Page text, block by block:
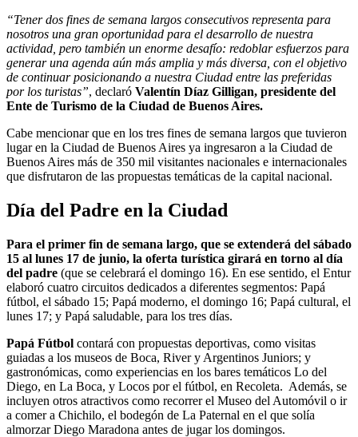
“Tener dos fines de semana largos consecutivos representa para
nosotros una gran oportunidad para el desarrollo de nuestra
actividad, pero también un enorme desafío: redoblar esfuerzos para
generar una agenda aún más amplia y más diversa, con el objetivo
de continuar posicionando a nuestra Ciudad entre las preferidas
por los turistas”, declaró Valentín Díaz Gilligan, presidente del
Ente de Turismo de la Ciudad de Buenos Aires.
Cabe mencionar que en los tres fines de semana largos que tuvieron
lugar en la Ciudad de Buenos Aires ya ingresaron a la Ciudad de
Buenos Aires más de 350 mil visitantes nacionales e internacionales
que disfrutaron de las propuestas temáticas de la capital nacional.
Día del Padre en la Ciudad
Para el primer fin de semana largo, que se extenderá del sábado
15 al lunes 17 de junio, la oferta turística girará en torno al día
del padre (que se celebrará el domingo 16). En ese sentido, el Entur
elaboró cuatro circuitos dedicados a diferentes segmentos: Papá
fútbol, el sábado 15; Papá moderno, el domingo 16; Papá cultural, el
lunes 17; y Papá saludable, para los tres días.
Papá Fútbol contará con propuestas deportivas, como visitas
guiadas a los museos de Boca, River y Argentinos Juniors; y
gastronómicas, como experiencias en los bares temáticos Lo del
Diego, en La Boca, y Locos por el fútbol, en Recoleta. Además, se
incluyen otros atractivos como recorrer el Museo del Automóvil o ir
a comer a Chichilo, el bodegón de La Paternal en el que solía
almorzar Diego Maradona antes de jugar los domingos.